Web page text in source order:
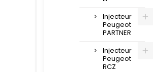
Injecteur
Peugeot
PARTNER
Injecteur
Peugeot
RCZ